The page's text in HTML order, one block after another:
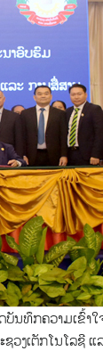
ນທຶກຄວາມເຂົ້າ
ວງເຕັກໂນໂລຊີ